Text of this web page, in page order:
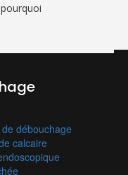
débouchage
calcaire